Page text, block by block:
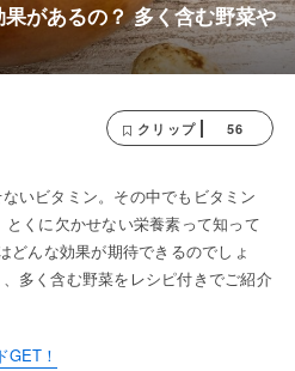
があるの？ 多く含む野菜や
クリップ 56
いビタミン。その中でもビタミン
くに欠かせない栄養素って知って
どんな効果が期待できるのでしょ
多く含む野菜をレシピ付きでご紹介
GET！